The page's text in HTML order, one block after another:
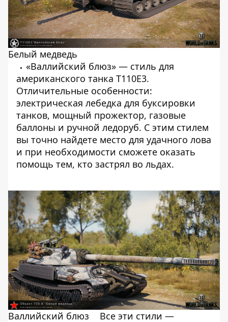
Белый медведь
«Валлийский блюз» — стиль для
американского танка Т110Е3.
Отличительные особенности:
электрическая лебедка для буксировки
танков, мощный прожектор, газовые
баллоны и ручной ледоруб. С этим стилем
вы точно найдете место для удачного лова
и при необходимости сможете оказать
помощь тем, кто застрял во льдах.
Валлийский блюз
Все эти стили —